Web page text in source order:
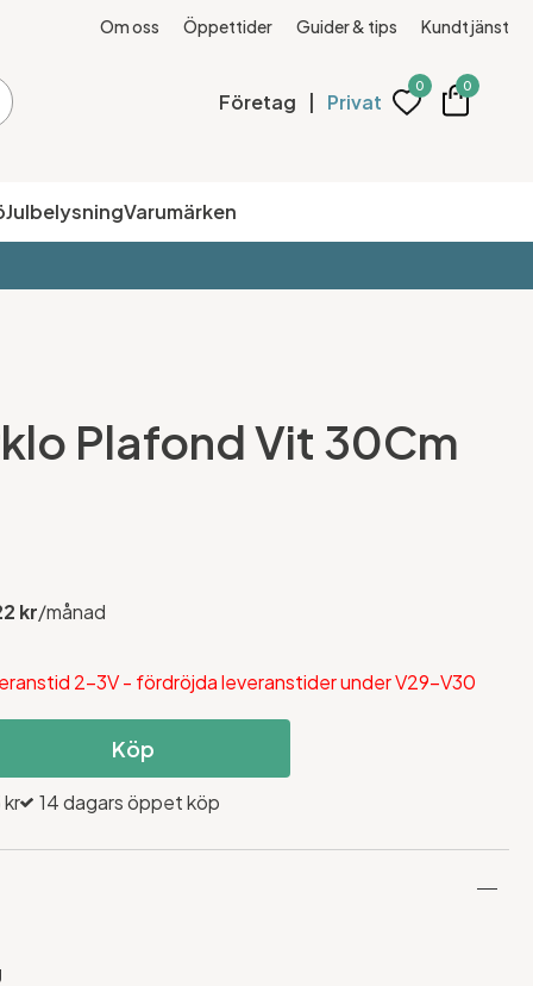
Om oss Öppettider Guider & tips Kundtjänst
Företag | Privat
0 0
JulbelysningVarumärken
Plafond Vit 30Cm
kr/månad
2-3V - fördröjda leveranstider under V29-V30
Köp
kr 14 dagars öppet köp